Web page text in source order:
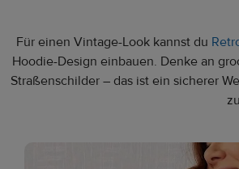
Für einen Vintage-Look kannst du
Hoodie-Design einbauen. Denke an
Straßenschilder – das ist ein sicherer